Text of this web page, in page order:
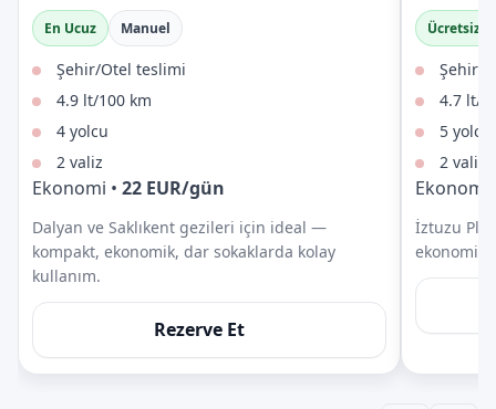
En Ucuz Manuel
Şehir/Otel teslimi
4.9 lt/100 km
4 yolcu
2 valiz
Ekonomi • 22 EUR/gün
Dalyan ve Saklıkent gezileri için ideal —
kompakt, ekonomik, dar sokaklarda kolay
kullanım.
Rezerve Et
Ücretsiz
Şehir/
4.7 lt/
5 yolcu
2 valiz
Ekonomi
İztuzu
ekonomik,